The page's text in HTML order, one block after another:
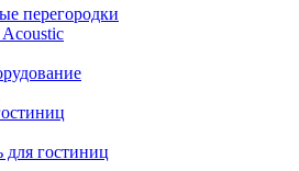
перегородки
для гостиниц